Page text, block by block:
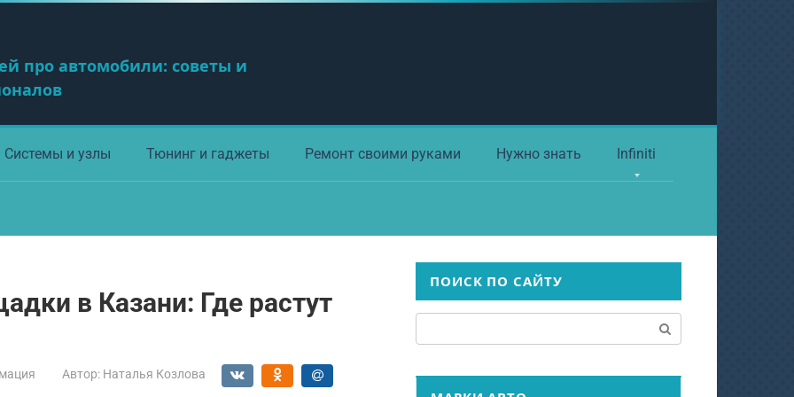
про автомобили: советы и
Системы и узлы Тюнинг и гаджеты Ремонт своими руками Нужно знать Infiniti
в Казани: Где растут
Автор: Наталья Козлова
ПОИСК ПО САЙТУ